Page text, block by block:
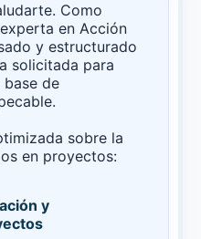
Como
en Acción
y estructurado
solicitada para
base de
sobre la
en proyectos:
y